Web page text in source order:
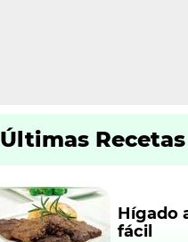
Últimas Recetas
Hígado
fácil